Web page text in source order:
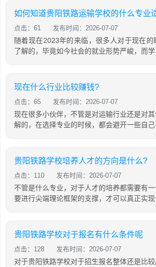
如何知道贵阳铁路运输学校的什么专业
点击：61 发布时间：2026-07-07
随着现在2023年的来临，很多人对于现在
了解的，毕竟如今社会的就业形势严峻，而
现在什么行业比较赚钱?
点击：65 发布时间：2026-07-07
现在很多小伙伴，不管是对运输行业还是对
解的，在选择专业的时候，都会避开一些自
贵阳铁路学校培养人才的方向是什么?
点击：110 发布时间：2026-07-07
不管是什么专业，对于人才的培养都需要有
要进行尖端理论框架的支撑，才可以真正实
贵阳铁路学校对于报名有什么条件呢
点击：128 发布时间：2026-07-07
对于贵阳铁路学校对于招生报名整体还是比